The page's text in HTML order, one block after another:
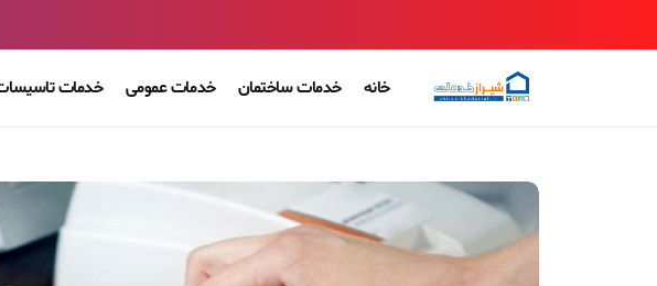
خانه خدمات ساختمان خدمات عمومی خدمات